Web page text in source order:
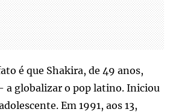
é que Shakira, de 49 anos,
a globalizar o pop latino. Iniciou
Em 1991, aos 13,